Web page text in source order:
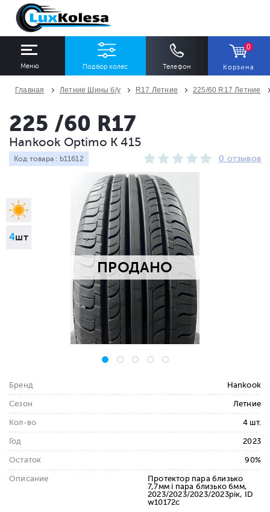
Меню Подбор колес Телефон
0
Корзина
Ширина
Все
Профиль
Все
Все
Количество
Все
ПОДОБРАТЬ
Главная Летние Шины б/у R17 Летние 225/60 R17 Летние
ПРОДАНО
4шт
225 /60 R17
Hankook Optimo K 415
Код товара : b11612 0 отзывов
Бренд Hankook
Сезон Летние
Кол-во 4 шт.
Год 2023
Остаток 90%
Описание
Протектор пара близько
7,7мм і пара близько 6мм,
2023/2023/2023/2023рік, ID
w10172c